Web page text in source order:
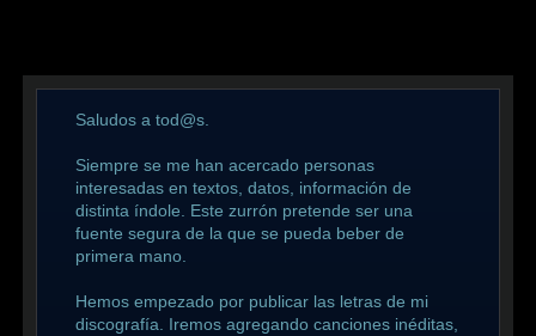
Saludos a tod@s.
Siempre se me han acercado personas
interesadas en textos, datos, información de
distinta índole. Este zurrón pretende ser una
fuente segura de la que se pueda beber de
primera mano.
Hemos empezado por publicar las letras de mi
discografía. Iremos agregando canciones inéditas,